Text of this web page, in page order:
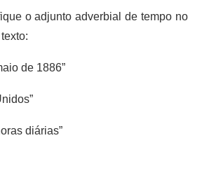
o adjunto adverbial de tempo no
de 1886”
diárias”